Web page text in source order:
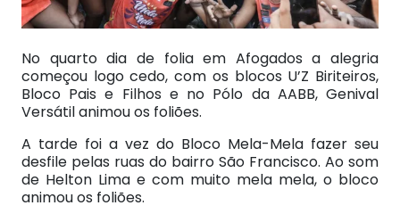
No quarto dia de folia em Afogados a alegria
começou logo cedo, com os blocos U’Z Biriteiros,
Bloco Pais e Filhos e no Pólo da AABB, Genival
Versátil animou os foliões.
A tarde foi a vez do Bloco Mela-Mela fazer seu
desfile pelas ruas do bairro São Francisco. Ao som
de Helton Lima e com muito mela mela, o bloco
animou os foliões.